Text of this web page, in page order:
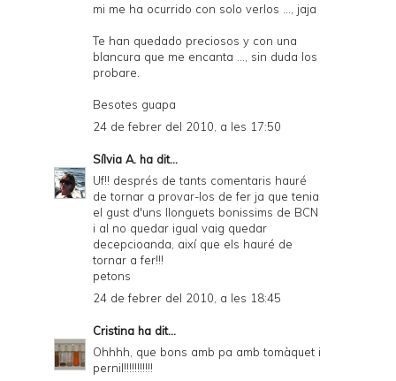
mi me ha ocurrido con solo verlos ..., jaja
Te han quedado preciosos y con una
blancura que me encanta ..., sin duda los
probare.
Besotes guapa
24 de febrer del 2010, a les 17:50
Sílvia A. ha dit...
Uf!! després de tants comentaris hauré
de tornar a provar-los de fer ja que tenia
el gust d'uns llonguets bonissims de BCN
i al no quedar igual vaig quedar
decepcioanda, així que els hauré de
tornar a fer!!!
petons
24 de febrer del 2010, a les 18:45
Cristina ha dit...
Ohhhh, que bons amb pa amb tomàquet i
pernil!!!!!!!!!!!